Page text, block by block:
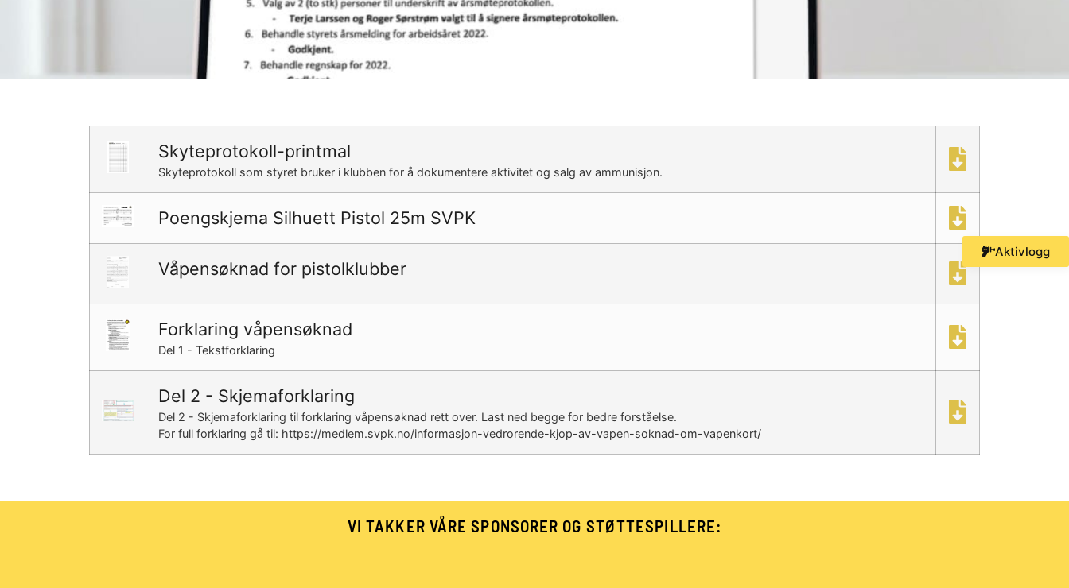
Aktivlogg
Skyteprotokoll-printmal
Skyteprotokoll som styret bruker i klubben for å dokumentere aktivitet og salg av ammunisjon.
Poengskjema Silhuett Pistol 25m SVPK
Våpensøknad for pistolklubber
Forklaring våpensøknad
Del 1 - Tekstforklaring
Del 2 - Skjemaforklaring
Del 2 - Skjemaforklaring til forklaring våpensøknad rett over. Last ned begge for bedre forståelse.
For full forklaring gå til: https://medlem.svpk.no/informasjon-vedrorende-kjop-av-vapen-soknad-om-vapenkort/
VI TAKKER VÅRE SPONSORER OG STØTTESPILLERE: